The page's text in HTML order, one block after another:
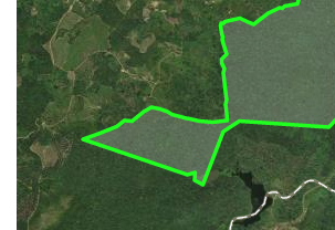
UC Estaduais
UC
Municipais
Hidrografia
1:1.000.000
(ANA)
Biomas
(IBGE)